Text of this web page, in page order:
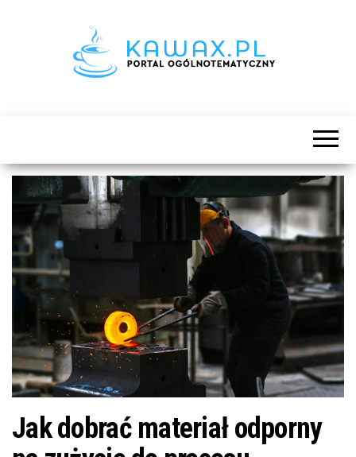
Jak dobrać materiał odporny